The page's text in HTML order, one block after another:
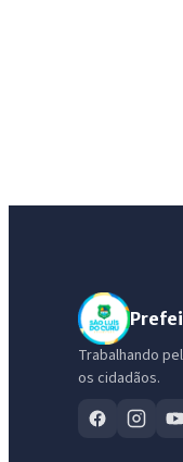
Trabalhando
os cidadãos.